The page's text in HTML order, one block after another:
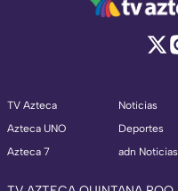
TV Azteca
Azteca UNO
Azteca 7
Noticias
Deportes
adn Noticias